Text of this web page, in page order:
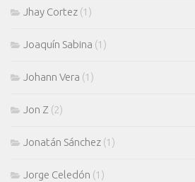
Jhay Cortez (1)
Joaquín Sabina (1)
Johann Vera (1)
Jon Z (2)
Jonatán Sánchez (1)
Jorge Celedón (1)